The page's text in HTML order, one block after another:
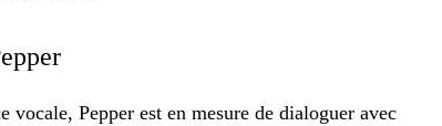
vocale, Pepper est en mesure de dialoguer avec